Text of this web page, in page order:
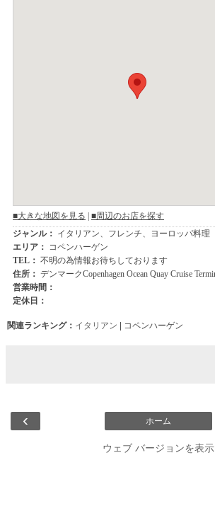
関連ランキング： イタリアン | コペンハーゲン
‹ ホーム
ウェブ バージョンを表示